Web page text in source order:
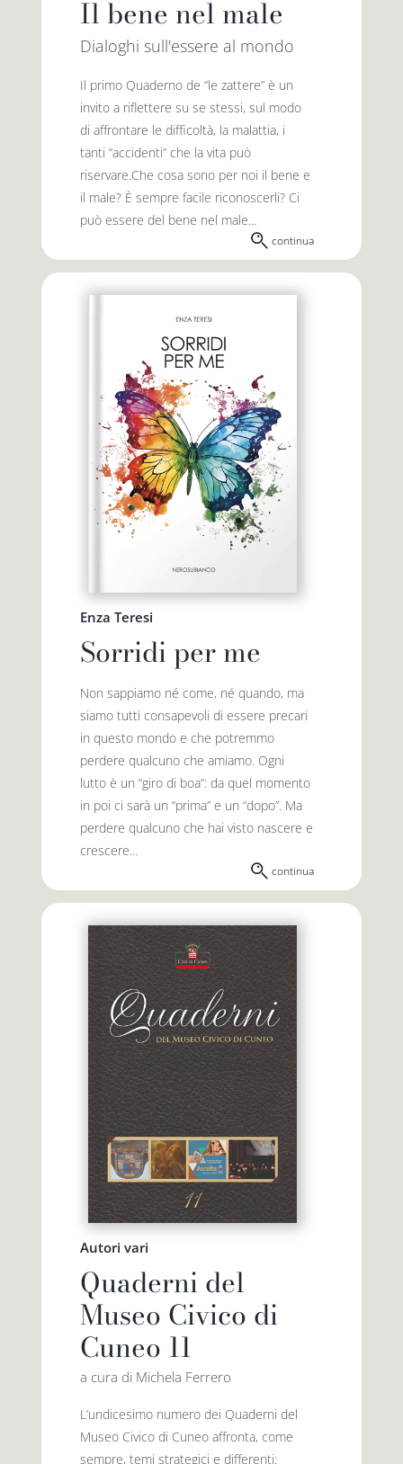
Il bene nel male
Dialoghi sull'essere al mondo
Il primo Quaderno de “le zattere” è un
invito a riflettere su se stessi, sul modo
di affrontare le difficoltà, la malattia, i
tanti “accidenti” che la vita può
riservare.Che cosa sono per noi il bene e
il male? È sempre facile riconoscerli? Ci
può essere del bene nel male...
continua
Enza Teresi
Sorridi per me
Non sappiamo né come, né quando, ma
siamo tutti consapevoli di essere precari
in questo mondo e che potremmo
perdere qualcuno che amiamo. Ogni
lutto è un “giro di boa”: da quel momento
in poi ci sarà un “prima” e un “dopo”. Ma
perdere qualcuno che hai visto nascere e
crescere...
continua
Autori vari
Quaderni del
Museo Civico di
Cuneo 11
a cura di Michela Ferrero
L’undicesimo numero dei Quaderni del
Museo Civico di Cuneo affronta, come
sempre, temi strategici e differenti: